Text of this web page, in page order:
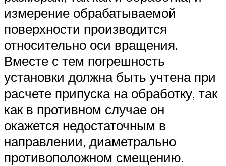
измерение обрабатываемой
поверхности производится
относительно оси вращения.
Вместе с тем погрешность
установки должна быть учтена при
расчете припуска на обработку, так
как в противном случае он
окажется недостаточным в
направлении, диаметрально
противоположном смещению.